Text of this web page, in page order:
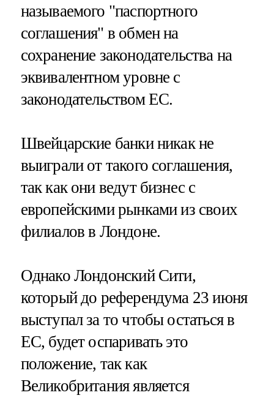
называемого "паспортного
соглашения" в обмен на
сохранение законодательства на
эквивалентном уровне с
законодательством ЕС.
Швейцарские банки никак не
выиграли от такого соглашения,
так как они ведут бизнес с
европейскими рынками из своих
филиалов в Лондоне.
Однако Лондонский Сити,
который до референдума 23 июня
выступал за то чтобы остаться в
ЕС, будет оспаривать это
положение, так как
Великобритания является